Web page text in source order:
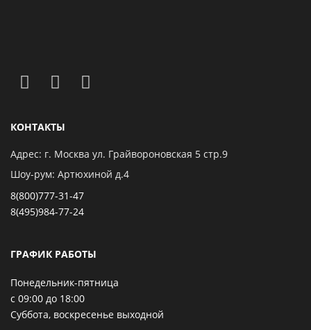
КОНТАКТЫ
Адрес: г. Москва ул. Грайвороновская 5 стр.9
Шоу-рум: Артюхиной д.4
8(800)777-31-47
8(495)984-77-24
ГРАФИК РАБОТЫ
Понедельник-пятница
с 09:00 до 18:00
Суббота, воскресенье выходной